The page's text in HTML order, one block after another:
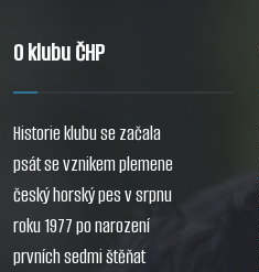
O klubu ČHP
Historie klubu se začala
psát se vznikem plemene
český horský pes v srpnu
roku 1977 po narození
prvních sedmi štěňat